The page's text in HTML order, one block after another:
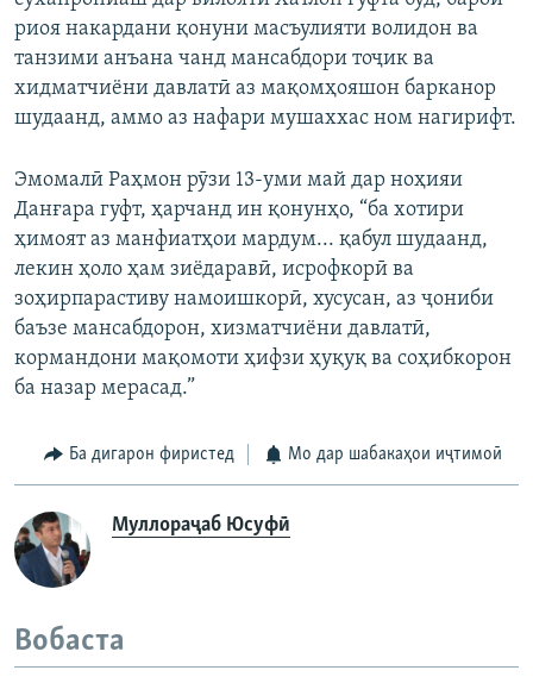
риоя накардани қонуни масъулияти волидон ва
танзими анъана чанд мансабдори тоҷик ва
хидматчиёни давлатӣ аз мақомҳояшон барканор
шудаанд, аммо аз нафари мушаххас ном нагирифт.
Эмомалӣ Раҳмон рӯзи 13-уми май дар ноҳияи
Данғара гуфт, ҳарчанд ин қонунҳо, “ба хотири
ҳимоят аз манфиатҳои мардум... қабул шудаанд,
лекин ҳоло ҳам зиёдаравӣ, исрофкорӣ ва
зоҳирпарастиву намоишкорӣ, хусусан, аз ҷониби
баъзе мансабдорон, хизматчиёни давлатӣ,
кормандони мақомоти ҳифзи ҳуқуқ ва соҳибкорон
ба назар мерасад.”
Ба дигарон фиристед Мо дар шабакаҳои иҷтимоӣ
Муллораҷаб Юсуфӣ
Вобаста